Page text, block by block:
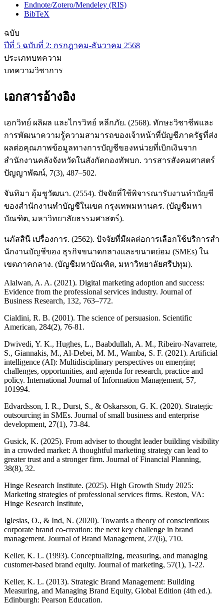
Endnote/Zotero/Mendeley (RIS)
BibTeX
ฉบับ
ปีที่ 5 ฉบับที่ 2: กรกฎาคม-ธันวาคม 2568
ประเภทบทความ
บทความวิชาการ
เอกสารอ้างอิง
เอกวิทย์ ผลิผล และไกรวิทย์ หลีกภัย. (2568). ทักษะวิชาชีพและ
การพัฒนาความรู้ความสามารถของเจ้าหน้าที่บัญชีภาครัฐที่ส่ง
ผลต่อคุณภาพข้อมูลทางการบัญชีของหน่วยที่เบิกเงินจาก
สำนักงานคลังจังหวัดในสังกัดกองทัพบก. วารสารสังคมศาสตร์
ปัญญาพัฒน์, 7(3), 487–502.
จันทิมา อุ้มชูวัฒนา. (2554). ปัจจัยที่ใช้พิจารณารับงานทำบัญชี
ของสำนักงานทำบัญชีในเขต กรุงเทพมหานคร. (บัญชีมหา
บัณฑิต, มหาวิทยาลัยธรรมศาสตร์).
นภัสสินี เปรื่องการ. (2562). ปัจจัยที่มีผลต่อการเลือกใช้บริการสํา
นักงานบัญชีของ ธุรกิจขนาดกลางและขนาดย่อม (SMEs) ใน
เขตภาคกลาง. (บัญชีมหาบัณฑิต, มหาวิทยาลัยศรีปทุม).
Alalwan, A. A. (2021). Digital marketing adoption and success:
Evidence from the professional services industry. Journal of
Business Research, 132, 763–772.
Cialdini, R. B. (2001). The science of persuasion. Scientific
American, 284(2), 76-81.
Dwivedi, Y. K., Hughes, L., Baabdullah, A. M., Ribeiro-Navarrete,
S., Giannakis, M., Al-Debei, M. M., Wamba, S. F. (2021). Artificial
intelligence (AI): Multidisciplinary perspectives on emerging
challenges, opportunities, and agenda for research, practice and
policy. International Journal of Information Management, 57,
101994.
Edvardsson, I. R., Durst, S., & Oskarsson, G. K. (2020). Strategic
outsourcing in SMEs. Journal of small business and enterprise
development, 27(1), 73-84.
Gusick, K. (2025). From adviser to thought leader building visibility
in a crowded market: A thoughtful marketing strategy can lead to
greater trust and a stronger firm. Journal of Financial Planning,
38(8), 32.
Hinge Research Institute. (2025). High Growth Study 2025:
Marketing strategies of professional services firms. Reston, VA:
Hinge Research Institute,
Iglesias, O., & Ind, N. (2020). Towards a theory of conscientious
corporate brand co-creation: the next key challenge in brand
management. Journal of Brand Management, 27(6), 710.
Keller, K. L. (1993). Conceptualizing, measuring, and managing
customer-based brand equity. Journal of marketing, 57(1), 1-22.
Keller, K. L. (2013). Strategic Brand Management: Building
Measuring, and Managing Brand Equity, Global Edition (4th ed.).
Edinburgh: Pearson Education.